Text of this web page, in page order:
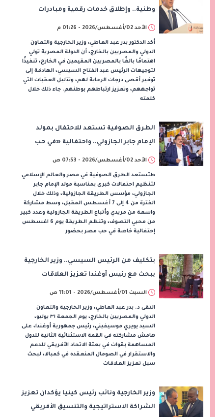
وطنية.. وإطلاق خدمات رقمية ومبادرات
جديدة لتعزيز ارتباطهم بالوطن
الأحد 02/أغسطس/2026 - 01:26 م
أكد الدكتور بدر عبد العاطي، وزير الخارجية والتعاون
الدولي والمصريين بالخارج، أن الدولة المصرية تولي
اهتمامًا بالغًا بالمصريين المقيمين في الخارج، تنفيذًا
لتوجيهات الرئيس عبد الفتاح السيسي، الهادفة إلى
توفير أقصى درجات الرعاية لهم، وتذليل العقبات التي
تواجههم، وتعزيز ارتباطهم بوطنهم. جاء ذلك خلال
كلمته
الطرق الصوفية تستعد للاحتفال بمولد
الإمام جابر الجازولي.. واحتفالية «في حب
مصر» 6 أغسطس
الأحد 02/أغسطس/2026 - 07:53 ص
طتستعد الطرق الصوفية في مصر والعالم الإسلامي
لتنظيم احتفالات كبرى بمناسبة مولد الإمام جابر
الجازولي، مؤسس الطريقة الجازولية، وذلك خلال
الفترة من 4 إلى 7 أغسطس المقبل، وسط مشاركة
واسعة من مريدي وأتباع الطريقة الجازولية وعدد كبير
من محبي التصوف، وتنظم الطريقة يوم 6 اغسطس
إحتفالية خاصة في حب مصر بحضور
بتكليف من الرئيس السيسي.. وزير الخارجية
يبحث مع رئيس أوغندا تعزيز العلاقات
الثنائية والأمن الإقليمي
السبت 01/أغسطس/2026 - 11:01 ص
التقى د. بدر عبد العاطي، وزير الخارجية والتعاون
الدولي والمصريين بالخارج، يوم الجمعة ٣١ يوليو،
السيد يويري موسيفيني، رئيس جمهورية أوغندا، على
هامش مشاركته في القمة الاستثنائية الثانية للدول
المساهمة بقوات في بعثة الاتحاد الأفريقي للدعم
والاستقرار في الصومال المنعقده في كمبالا، لبحث
سبل تعزيز العلاقات
وزير الخارجية ونائب رئيس كينيا يؤكدان تعزيز
الشراكة الاستراتيجية والتنسيق الأفريقي